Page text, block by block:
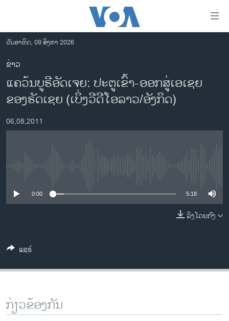
ເຂົ້າ
ຫາ
ຂ້າມ
ຂ້າມ
ຂ້າມ
ໄປ
ຫາ
ຊອກ
ອາເມຣິກາ
ການເລືອກຕັ້ງ ປະທານາທີບໍດີ ສະຫະລັດ 2024
ຂ່າວ​ຈີນ
ຊີວິດຊາວລາວ
ທຸລະກິດ
ພາສາອັງກິດ
ສຽງ
ວັນອາທິດ, 09 ສິງຫາ 2026
ຂ່າວ
ແຄວ້ນບູຣີອັດເຈຍ: ປະຕູເຂົ້າ-ອອກສູ່ເອເຊຍ
ຂອງຣັດເຊຍ (ເບິ່ງວີດີໂອລາວ/ອັງກິດ)
06,08,2011
0:00 5:18
ລິງໂດຍກົງ
ແຊຣ໌
ກ່ຽວຂ້ອງກັນ